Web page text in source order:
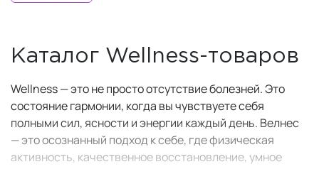
Каталог Wellness-товаров
Wellness — это не просто отсутствие болезней. Это
состояние гармонии, когда вы чувствуете себя
полными сил, ясности и энергии каждый день. Велнес
— это осознанный подход к себе, где физическая
активность, качественное восстановление, умное